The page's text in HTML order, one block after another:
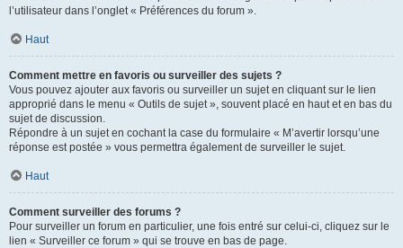
l’utilisateur dans l’onglet « Préférences du forum ».
Haut
Comment mettre en favoris ou surveiller des sujets ?
Vous pouvez ajouter aux favoris ou surveiller un sujet en cliquant sur le lien
approprié dans le menu « Outils de sujet », souvent placé en haut et en bas du
sujet de discussion.
Répondre à un sujet en cochant la case du formulaire « M’avertir lorsqu’une
réponse est postée » vous permettra également de surveiller le sujet.
Haut
Comment surveiller des forums ?
Pour surveiller un forum en particulier, une fois entré sur celui-ci, cliquez sur le
lien « Surveiller ce forum » qui se trouve en bas de page.